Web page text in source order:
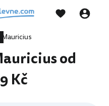
Mauricius
od
Kč